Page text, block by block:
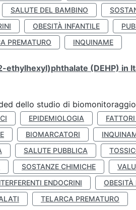
SALUTE DEL BAMBINO
OBESITÀ INFANTILE
PREMATURO INQUINAME
ethylhexyl)phthalate (DEHP) in
dello studio di biomonitoraggio
EPIDEMIOLOGIA
BIOMARCATORI
SALUTE PUBBLICA
SOSTANZE CHIMICHE
ENDOCRINI OBESITÀ
TELARCA PREMATURO